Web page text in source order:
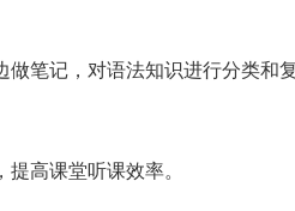
笔记，对语法知识进行分类和复
高课堂听课效率。